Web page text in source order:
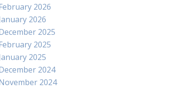
2026
2026
2025
2025
2025
2024
2024